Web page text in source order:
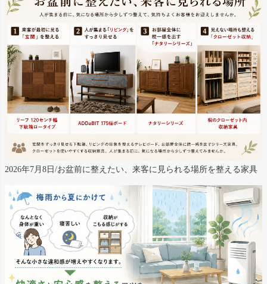
2026年7月8日/お盆前に整えたい、来客に見られる場所を整える家具